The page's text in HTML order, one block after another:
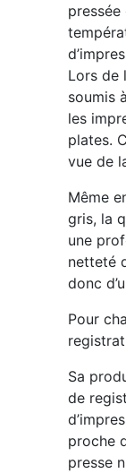
Lors de
soumis
les
plates.
vue de
Même
gris, la
une
netteté
donc
Pour
Sa
de
proche
presse